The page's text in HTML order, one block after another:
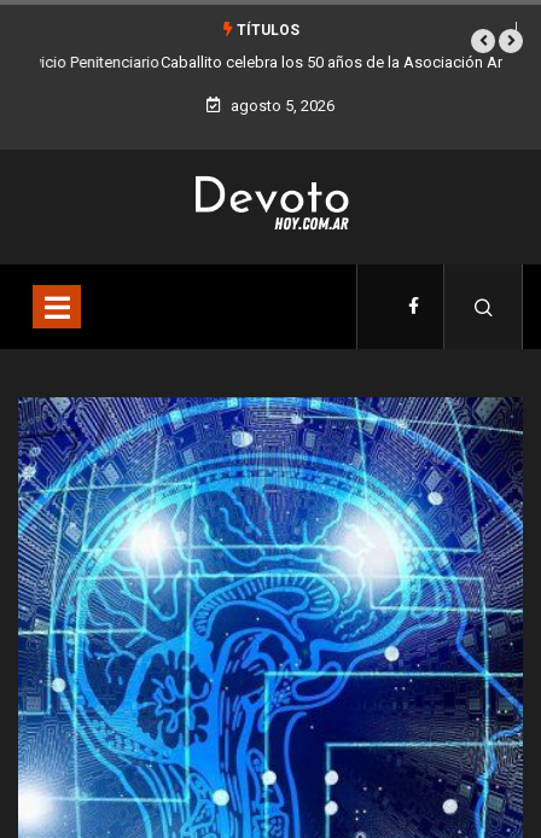
TÍTULOS
Caballito celebra los 50 años de la Asociación Amigos del Tranvía
agosto 5, 2026